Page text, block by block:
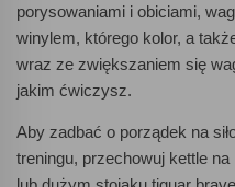
porysowaniami i obiciami,
winylem, którego kolor, a
wraz ze zwiększaniem się
jakim ćwiczysz.
Aby zadbać o porządek na
treningu, przechowuj kettle